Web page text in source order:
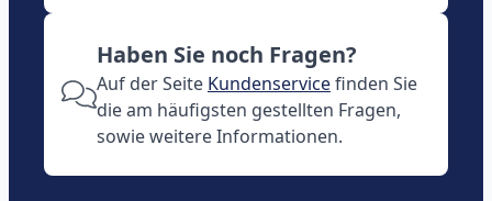
Haben Sie noch Fragen?
Auf der Seite Kundenservicefinden Sie
die am häufigsten gestellten Fragen,
sowie weitere Informationen.